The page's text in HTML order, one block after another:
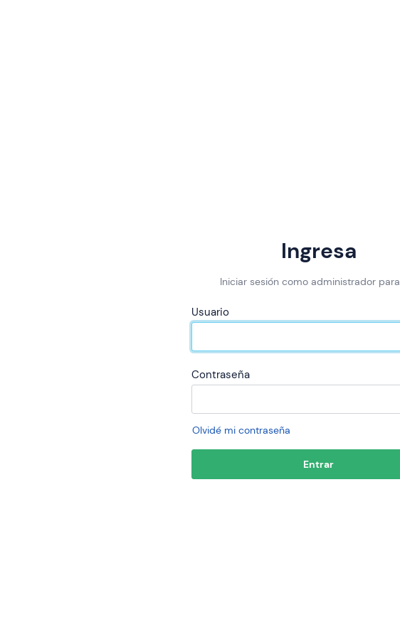
Ingresa
Iniciar sesión como administrador para
Usuario
Contraseña
Olvidé mi contraseña